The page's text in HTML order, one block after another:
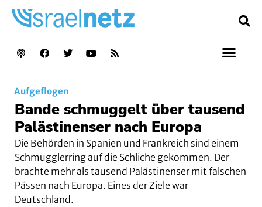
Aufgeflogen
Bande schmuggelt über tausend
Palästinenser nach Europa
Die Behörden in Spanien und Frankreich sind einem
Schmugglerring auf die Schliche gekommen. Der
brachte mehr als tausend Palästinenser mit falschen
Pässen nach Europa. Eines der Ziele war
Deutschland.